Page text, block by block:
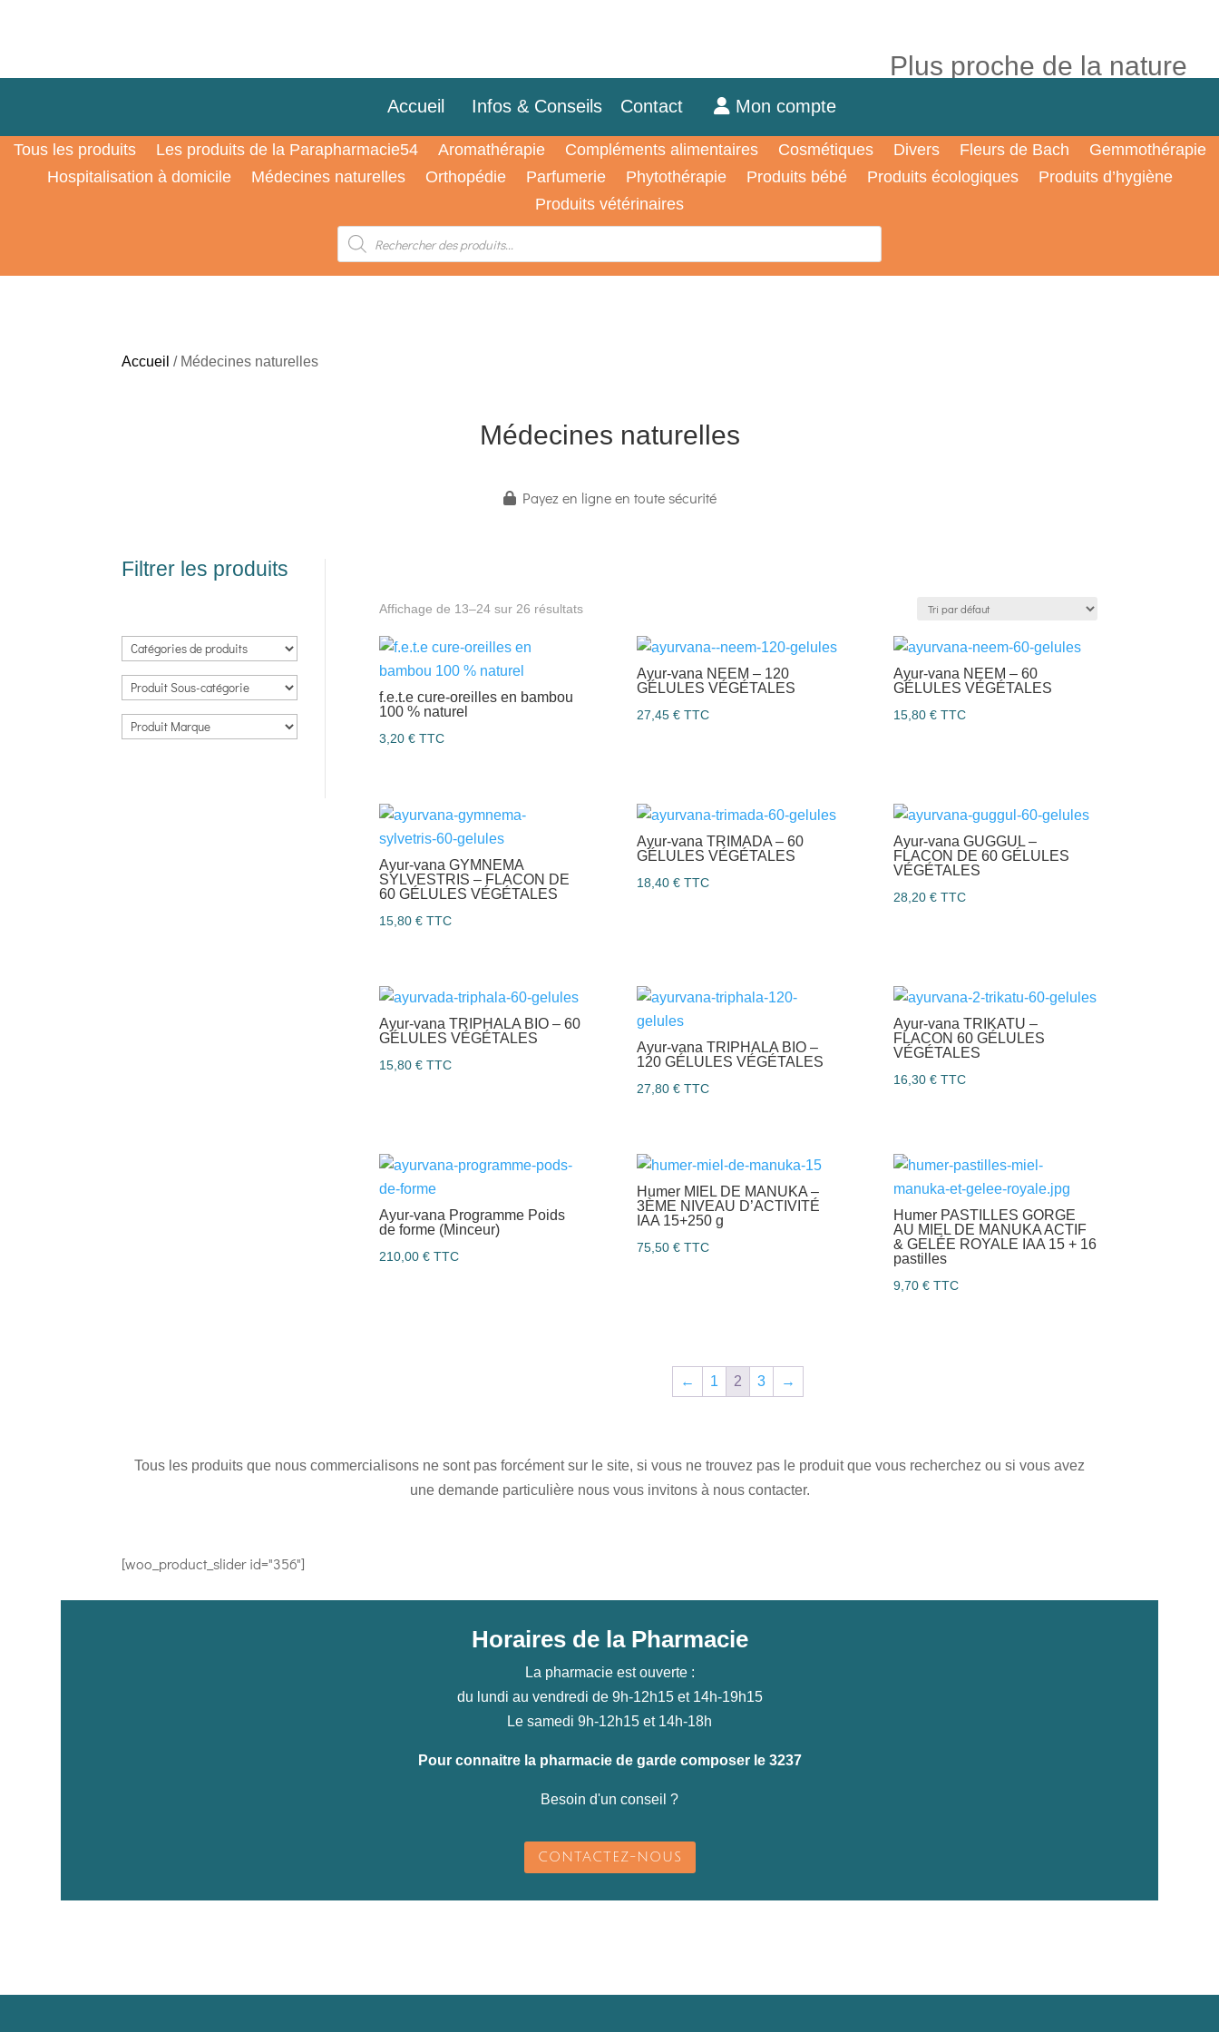
Plus proche de la nature
Accueil Infos & Conseils Contact Mon compte
Tous les produits Les produits de la Parapharmacie54 Aromathérapie Compléments alimentaires Cosmétiques Divers Fleurs de Bach
Gemmothérapie
Hospitalisation à domicile
Médecines naturelles Orthopédie Parfumerie Phytothérapie Produits bébé Produits écologiques
Produits d’hygiène
Produits vétérinaires
Recherche
produits
Accueil / Médecines naturelles
Médecines naturelles
Payez en ligne en toute sécurité
Filtrer les produits
Affichage de 13–24 sur 26 résultats
f.e.t.e cure-oreilles en bambou
100 % naturel
3,20 € TTC
Ayur-vana NEEM – 120
GÉLULES VÉGÉTALES
27,45 € TTC
Ayur-vana NEEM – 60
GÉLULES VÉGÉTALES
15,80€ TTC
Ayur-vana GYMNEMA
SYLVESTRIS – FLACON DE
60 GÉLULES VÉGÉTALES
15,80 € TTC
Ayur-vana TRIMADA – 60
GÉLULES VÉGÉTALES
18,40 € TTC
Ayur-vana GUGGUL –
FLACON DE 60 GÉLULES
VÉGÉTALES
28,20€ TTC
Ayur-vana TRIPHALA BIO – 60
GÉLULES VÉGÉTALES
15,80 € TTC
Ayur-vana TRIPHALA BIO –
120 GÉLULES VÉGÉTALES
27,80 € TTC
Ayur-vana TRIKATU –
FLACON 60 GÉLULES
VÉGÉTALES
16,30€ TTC
Ayur-vana Programme Poids
de forme (Minceur)
210,00 € TTC
Humer MIEL DE MANUKA –
3ÈME NIVEAU D’ACTIVITÉ
IAA 15+250 g
75,50 € TTC
Humer PASTILLES GORGE
AU MIEL DE MANUKA ACTIF
& GELÉE ROYALE IAA 15 + 16
pastilles
9,70€ TTC
← 1 2 3 →
Tous les produits que nous commercialisons ne sont pas forcément sur le site, si vous ne trouvez pas le produit que vous recherchez ou si vous avez
une demande particulière nous vous invitons à nous contacter.
[woo_product_slider id="356"]
Horaires de la Pharmacie
La pharmacie est ouverte :
du lundi au vendredi de 9h-12h15 et 14h-19h15
Le samedi 9h-12h15 et 14h-18h
Pour connaitre la pharmacie de garde composer le 3237
Besoin d'un conseil ?
CONTACTEZ-NOUS